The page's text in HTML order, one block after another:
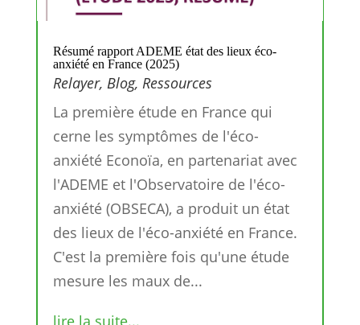
Résumé rapport ADEME état des lieux éco-
anxiété en France (2025)
Relayer, Blog, Ressources
La première étude en France qui
cerne les symptômes de l'éco-
anxiété Econoïa, en partenariat avec
l'ADEME et l'Observatoire de l'éco-
anxiété (OBSECA), a produit un état
des lieux de l'éco-anxiété en France.
C'est la première fois qu'une étude
mesure les maux de...
lire la suite...